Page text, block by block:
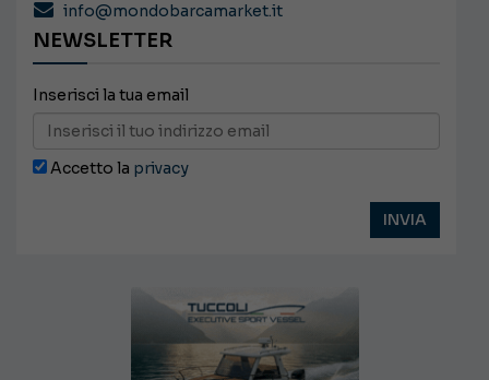
info@mondobarcamarket.it
NEWSLETTER
Inserisci la tua email
Accetto la privacy